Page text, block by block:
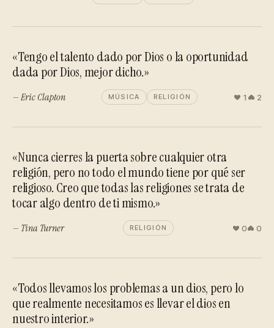
«Tengo el talento dado por Dios o la oportunidad
dada por Dios, mejor dicho.»
— Eric Clapton MÚSICA RELIGIÓN 1 2
«Nunca cierres la puerta sobre cualquier otra
religión, pero no todo el mundo tiene por qué ser
religioso. Creo que todas las religiones se trata de
tocar algo dentro de ti mismo.»
— Tina Turner RELIGIÓN 0 0
«Todos llevamos los problemas a un dios, pero lo
que realmente necesitamos es llevar el dios en
nuestro interior.»